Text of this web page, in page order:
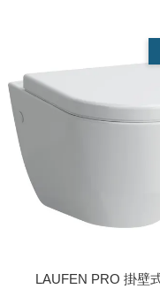
LAUFEN PRO 掛壁